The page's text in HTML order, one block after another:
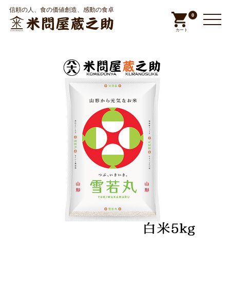
信頼の人、食の価値創造、感動の食卓
0
カート